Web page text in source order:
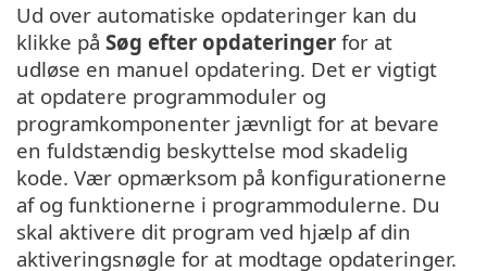
Ud over automatiske opdateringer kan du
klikke på Søg efter opdateringer for at
udløse en manuel opdatering. Det er vigtigt
at opdatere programmoduler og
programkomponenter jævnligt for at bevare
en fuldstændig beskyttelse mod skadelig
kode. Vær opmærksom på konfigurationerne
af og funktionerne i programmodulerne. Du
skal aktivere dit program ved hjælp af din
aktiveringsnøgle for at modtage opdateringer.